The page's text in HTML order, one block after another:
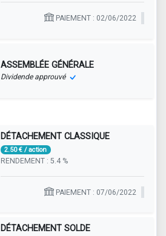
PAIEMENT : 02/06/2022
ASSEMBLÉE GÉNÉRALE
Dividende approuvé
DÉTACHEMENT CLASSIQUE
2.50 € / action
RENDEMENT : 5.4 %
PAIEMENT : 07/06/2022
DÉTACHEMENT SOLDE